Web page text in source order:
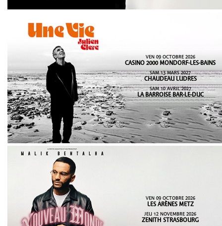
VEN 09 OCTOBRE 2026
CASINO 2000 MONDORF-LES-BAINS
SAM 13 MARS 2027
CHAUDEAU LUDRES
SAM 10 AVRIL 2027
LA BARROISE BAR-LE-DUC
VEN 09 OCTOBRE 2026
LES ARÈNES METZ
JEU 12 NOVEMBRE 2026
ZENITH STRASBOURG